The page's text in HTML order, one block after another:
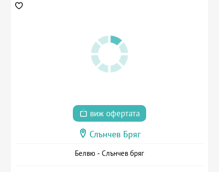
виж офертата
Слънчев Бряг
Белвю - Слънчев бряг